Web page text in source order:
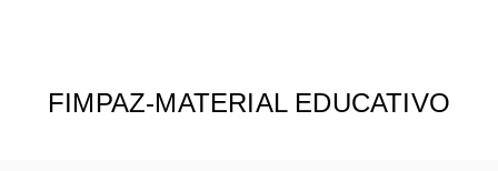
FIMPAZ-MATERIAL EDUCATIVO